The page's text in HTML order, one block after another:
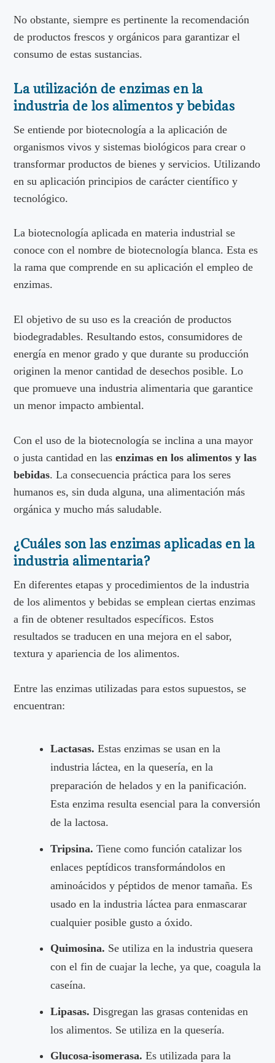
No obstante, siempre es pertinente la recomendación
de productos frescos y orgánicos para garantizar el
consumo de estas sustancias.
La utilización de enzimas en la
industria de los alimentos y bebidas
Se entiende por biotecnología a la aplicación de
organismos vivos y sistemas biológicos para crear o
transformar productos de bienes y servicios. Utilizando
en su aplicación principios de carácter científico y
tecnológico.
La biotecnología aplicada en materia industrial se
conoce con el nombre de biotecnología blanca. Esta es
la rama que comprende en su aplicación el empleo de
enzimas.
El objetivo de su uso es la creación de productos
biodegradables. Resultando estos, consumidores de
energía en menor grado y que durante su producción
originen la menor cantidad de desechos posible. Lo
que promueve una industria alimentaria que garantice
un menor impacto ambiental.
Con el uso de la biotecnología se inclina a una mayor
o justa cantidad en lasenzimas en los alimentos y las
bebidas. La consecuencia práctica para los seres
humanos es, sin duda alguna, una alimentación más
orgánica y mucho más saludable.
¿Cuáles son las enzimas aplicadas en la
industria alimentaria?
En diferentes etapas y procedimientos de la industria
de los alimentos y bebidas se emplean ciertas enzimas
a fin de obtener resultados específicos. Estos
resultados se traducen en una mejora en el sabor,
textura y apariencia de los alimentos.
Entre las enzimas utilizadas para estos supuestos, se
encuentran:
Lactasas. Estas enzimas se usan en la
industria láctea, en la quesería, en la
preparación de helados y en la panificación.
Esta enzima resulta esencial para la conversión
de la lactosa.
Tripsina. Tiene como función catalizar los
enlaces peptídicos transformándolos en
aminoácidos y péptidos de menor tamaña. Es
usado en la industria láctea para enmascarar
cualquier posible gusto a óxido.
Quimosina. Se utiliza en la industria quesera
con el fin de cuajar la leche, ya que, coagula la
caseína.
Lipasas. Disgregan las grasas contenidas en
los alimentos. Se utiliza en la quesería.
Glucosa-isomerasa. Es utilizada para la